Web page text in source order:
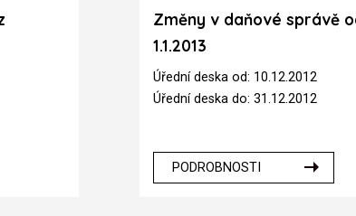
Změny v daňové správě
1.1.2013
Úřední deska od: 10.12.2012
Úřední deska do: 31.12.2012
PODROBNOSTI